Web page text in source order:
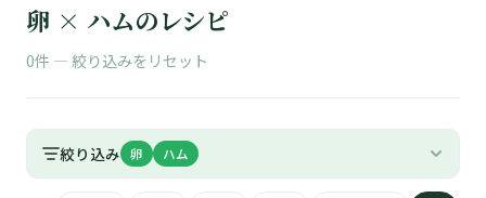
📚
🐄
🐷
卵 × ハムのレシピ
0件 — 絞り込みをリセット
絞り込み 卵 ハム